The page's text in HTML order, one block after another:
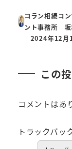
コラン相続コ
ント事務所 坂
投稿日
2024年12月
この
コメントはあ
トラックバッ